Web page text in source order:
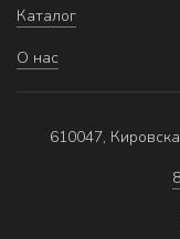
Каталог
О нас
610047,